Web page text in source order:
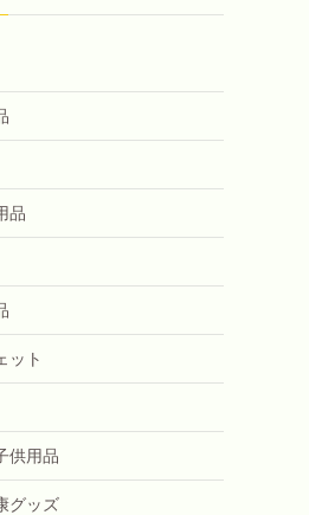
品
ット
供用品
グッズ